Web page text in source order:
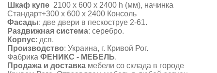
Шкаф купе 2100 х 600 х 2400 h (мм), начинка
Стандарт+300 х 600 х 2400 Консоль
Фасады: две двери в пескоструе 2-61.
Раздвижная система: серебро.
Корпус: дсп.
Производство: Украина, г. Кривой Рог.
Фабрика ФЕНИКС - МЕБЕЛЬ.
Продажа и доставка мебели со склада в городе